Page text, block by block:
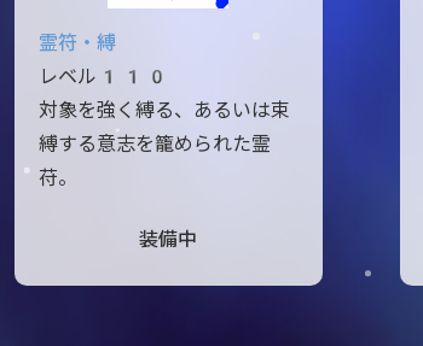
霊符・縛
レベル110
対象を強く縛る、あるいは束
縛する意志を籠められた霊
苻。
装備中